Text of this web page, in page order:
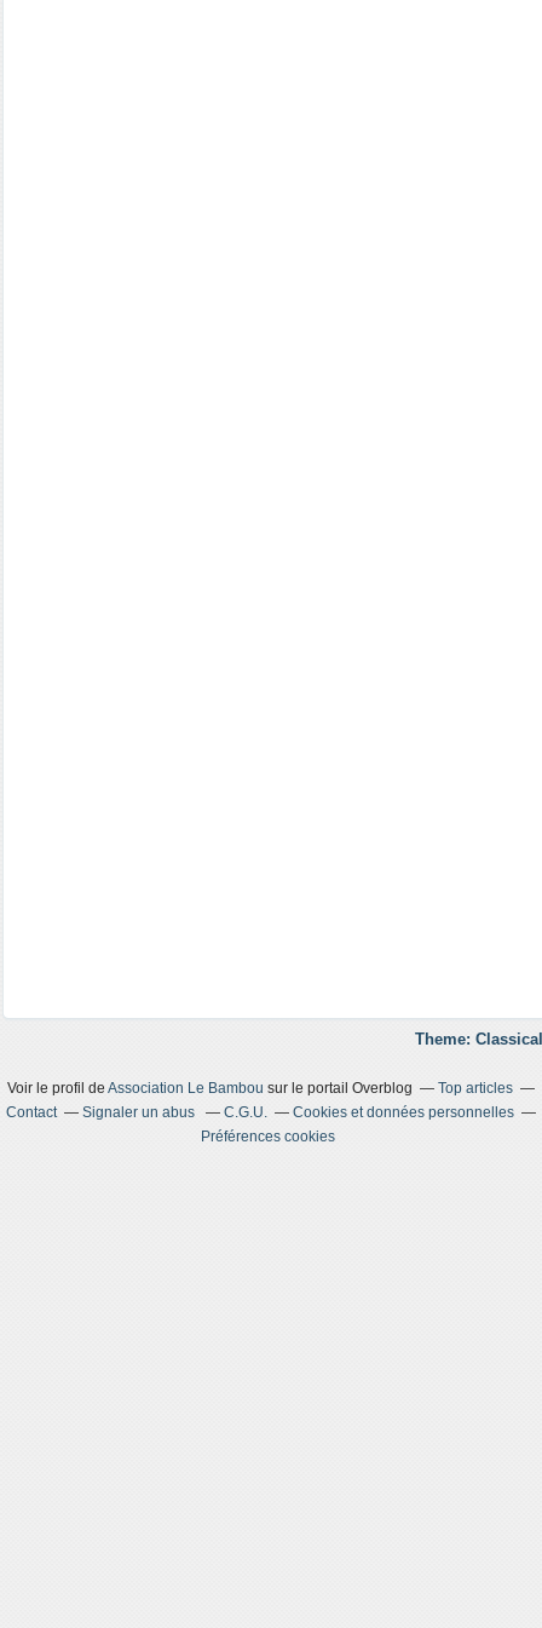
Theme:
Voir le profil de Association Le Bambou sur le portail Overblog
Top articles
Contact
Signaler un abus C.G.U.
Cookies et données personnelles
Préférences cookies